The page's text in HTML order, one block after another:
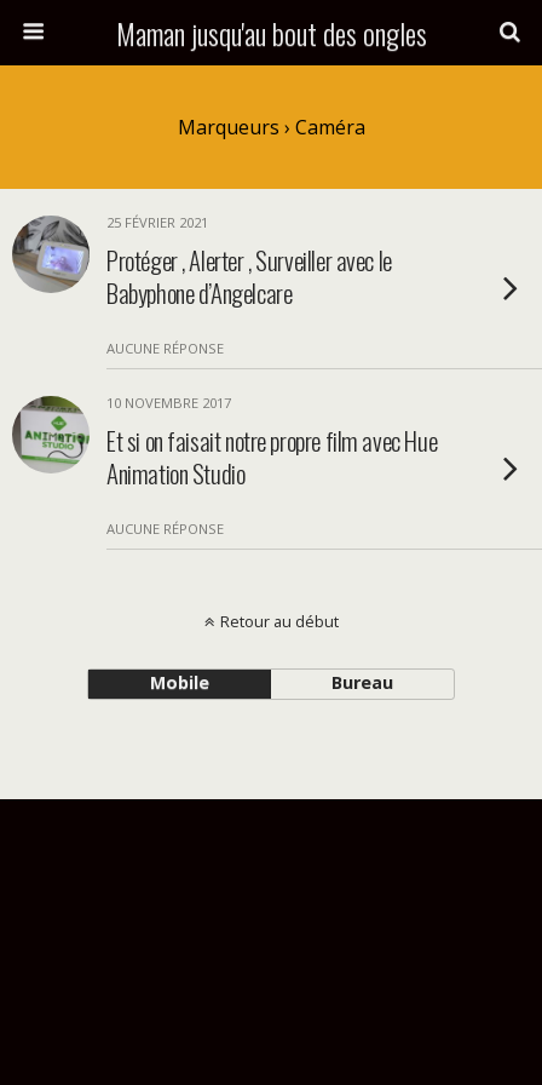
Maman jusqu'au bout des ongles
Marqueurs › Caméra
25 FÉVRIER 2021
Protéger , Alerter , Surveiller avec le
Babyphone d’Angelcare
AUCUNE RÉPONSE
10 NOVEMBRE 2017
Et si on faisait notre propre film avec Hue
Animation Studio
AUCUNE RÉPONSE
Retour au début
Mobile Bureau